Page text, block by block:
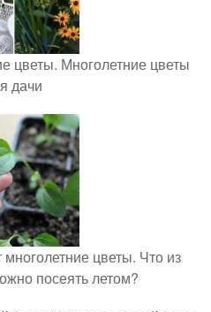
цветы. Многолетние цветы
дачи
цветы. Что из
посеять летом?